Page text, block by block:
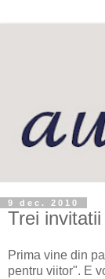
9 dec. 2010
Trei invitatii
Prima vine din
pentru viitor". E